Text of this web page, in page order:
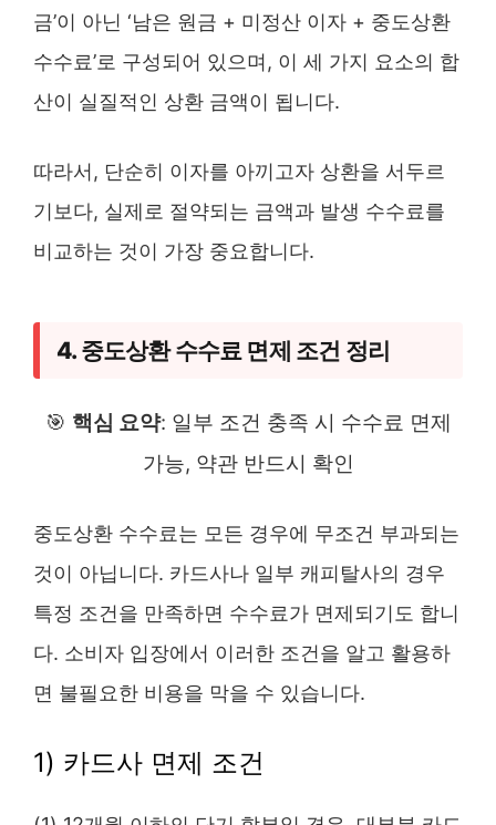
금’이 아닌 ‘남은 원금 + 미정산 이자 + 중도상환
수수료’로 구성되어 있으며, 이 세 가지 요소의 합
산이 실질적인 상환 금액이 됩니다.
따라서, 단순히 이자를 아끼고자 상환을 서두르
기보다, 실제로 절약되는 금액과 발생 수수료를
비교하는 것이 가장 중요합니다.
4. 중도상환 수수료 면제 조건 정리
🎯 핵심 요약: 일부 조건 충족 시 수수료 면제
가능, 약관 반드시 확인
중도상환 수수료는 모든 경우에 무조건 부과되는
것이 아닙니다. 카드사나 일부 캐피탈사의 경우
특정 조건을 만족하면 수수료가 면제되기도 합니
다. 소비자 입장에서 이러한 조건을 알고 활용하
면 불필요한 비용을 막을 수 있습니다.
1) 카드사 면제 조건